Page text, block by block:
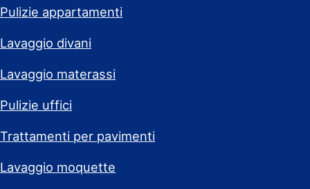
Pulizie appartamenti
Lavaggio divani
Lavaggio materassi
Pulizie uffici
Trattamenti per pavimenti
Lavaggio moquette